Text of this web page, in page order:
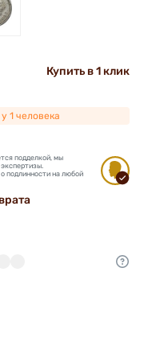
Купить в 1 клик
1 человека
подделкой, мы
подлинности на любой